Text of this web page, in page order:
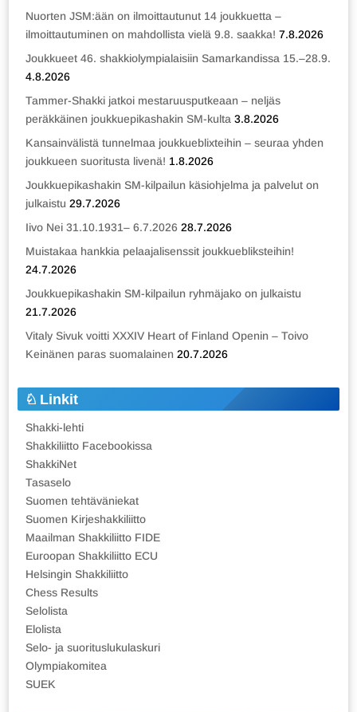
Nuorten JSM:ään on ilmoittautunut 14 joukkuetta –
ilmoittautuminen on mahdollista vielä 9.8. saakka! 7.8.2026
Joukkueet 46. shakkiolympialaisiin Samarkandissa 15.–28.9.
4.8.2026
Tammer-Shakki jatkoi mestaruusputkeaan – neljäs
peräkkäinen joukkuepikashakin SM-kulta 3.8.2026
Kansainvälistä tunnelmaa joukkueblixteihin – seuraa yhden
joukkueen suoritusta livenä! 1.8.2026
Joukkuepikashakin SM-kilpailun käsiohjelma ja palvelut on
julkaistu 29.7.2026
Iivo Nei 31.10.1931– 6.7.2026 28.7.2026
Muistakaa hankkia pelaajalisenssit joukkuebliksteihin!
24.7.2026
Joukkuepikashakin SM-kilpailun ryhmäjako on julkaistu
21.7.2026
Vitaly Sivuk voitti XXXIV Heart of Finland Openin – Toivo
Keinänen paras suomalainen 20.7.2026
Linkit
Shakki-lehti
Shakkiliitto Facebookissa
ShakkiNet
Tasaselo
Suomen tehtäväniekat
Suomen Kirjeshakkiliitto
Maailman Shakkiliitto FIDE
Euroopan Shakkiliitto ECU
Helsingin Shakkiliitto
Chess Results
Selolista
Elolista
Selo- ja suorituslukulaskuri
Olympiakomitea
SUEK